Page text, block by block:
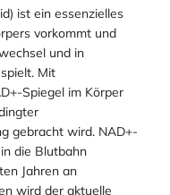
user_upload/NAD_LI
ist ein essenzielles
vorkommt und
und in
Mit
Spiegel im Körper